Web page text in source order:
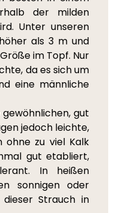
der milden
Unter unseren
als 3 m und
im Topf. Nur
da es sich um
eine männliche
gut
jedoch leichte,
ohne zu viel Kalk
gut etabliert,
In heißen
sonnigen oder
Strauch in